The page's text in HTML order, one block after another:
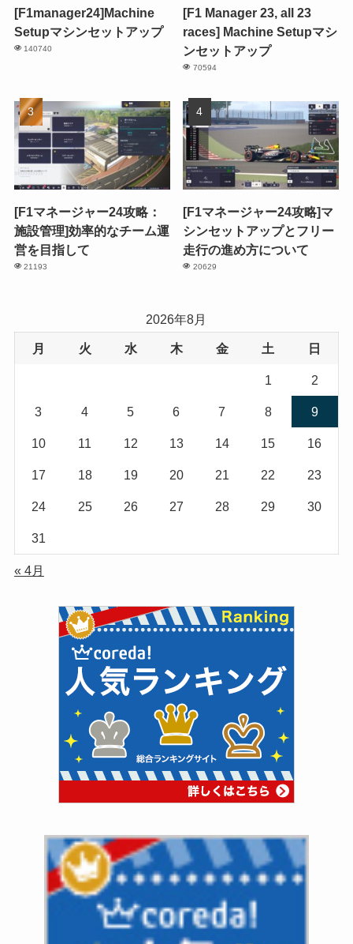
[F1manager24]Machine
Setupマシンセットアップ
140740
[F1 Manager 23, all 23
races] Machine Setupマシ
ンセットアップ
70594
[F1マネージャー24攻略：
施設管理]効率的なチーム運
営を目指して
21193
[F1マネージャー24攻略]マ
シンセットアップとフリー
走行の進め方について
20629
2026年8月
月 火 水 木 金 土 日
1 2
3 4 5 6 7 8 9
10 11 12 13 14 15 16
17 18 19 20 21 22 23
24 25 26 27 28 29 30
31
« 4月